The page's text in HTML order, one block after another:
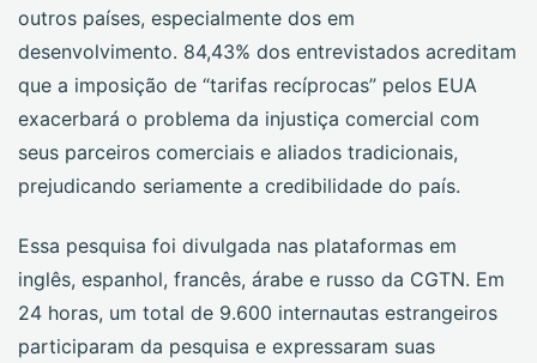
outros países, especialmente dos em
desenvolvimento. 84,43% dos entrevistados acreditam
que a imposição de “tarifas recíprocas” pelos EUA
exacerbará o problema da injustiça comercial com
seus parceiros comerciais e aliados tradicionais,
prejudicando seriamente a credibilidade do país.
Essa pesquisa foi divulgada nas plataformas em
inglês, espanhol, francês, árabe e russo da CGTN. Em
24 horas, um total de 9.600 internautas estrangeiros
participaram da pesquisa e expressaram suas